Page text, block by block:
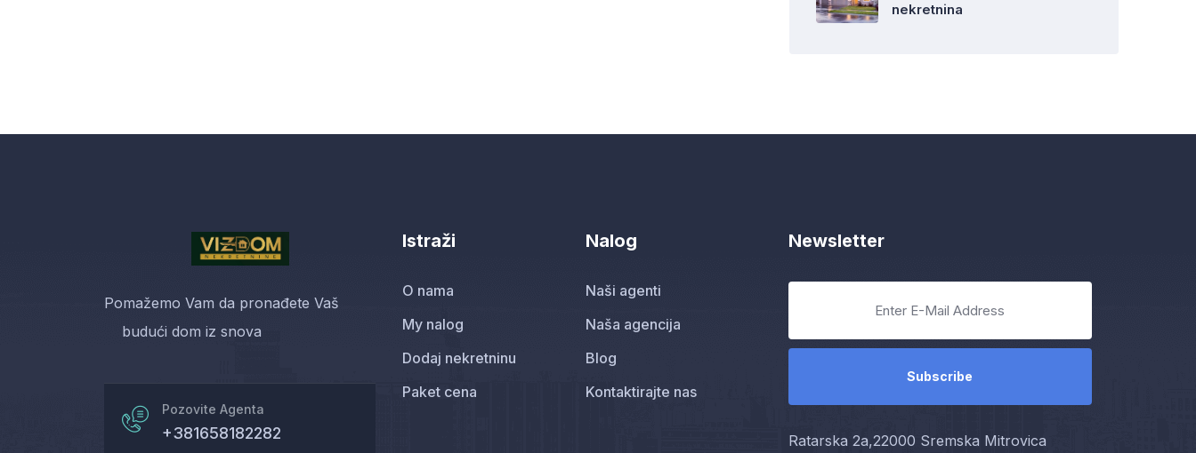
nekretnina
Pomažemo Vam da pronađete Vaš
budući dom iz snova
Pozovite Agenta
+381658182282
Istraži
O nama
My nalog
Dodaj nekretninu
Paket cena
Nalog
Naši agenti
Naša agencija
Blog
Kontaktirajte nas
Newsletter
Ratarska 2a,22000 Sremska Mitrovica